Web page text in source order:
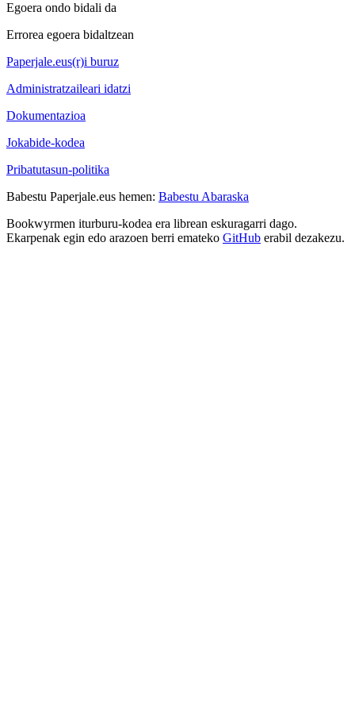
Egoera ondo bidali da
Errorea egoera bidaltzean
Paperjale.eus(r)i buruz
Administratzaileari idatzi
Dokumentazioa
Jokabide-kodea
Pribatutasun-politika
Babestu Paperjale.eus hemen: Babestu Abaraska
Bookwyrmen iturburu-kodea era librean eskuragarri dago.
Ekarpenak egin edo arazoen berri emateko GitHub erabil dezakezu.